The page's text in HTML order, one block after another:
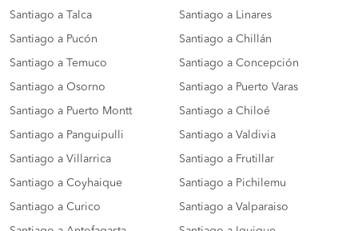
Santiago a Talca Santiago a Linares
Santiago a Pucón Santiago a Chillán
Santiago a Temuco Santiago a Concepción
Santiago a Osorno Santiago a Puerto Varas
Santiago a Puerto Montt Santiago a Chiloé
Santiago a Panguipulli Santiago a Valdivia
Santiago a Villarrica Santiago a Frutillar
Santiago a Coyhaique Santiago a Pichilemu
Santiago a Curico Santiago a Valparaiso